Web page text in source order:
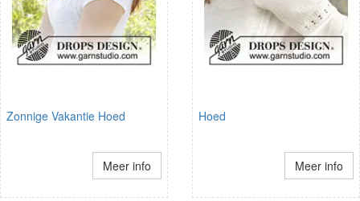
Zonnige Vakantie Hoed
Meer info
Hoed
Meer info